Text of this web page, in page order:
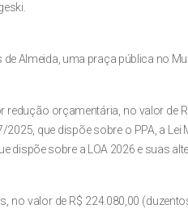
Almeida, uma praça pública no
orçamentária, no valor de
que dispõe sobre o PPA, a
dispõe sobre a LOA 2026 e suas
no valor de R$ 224.080,00